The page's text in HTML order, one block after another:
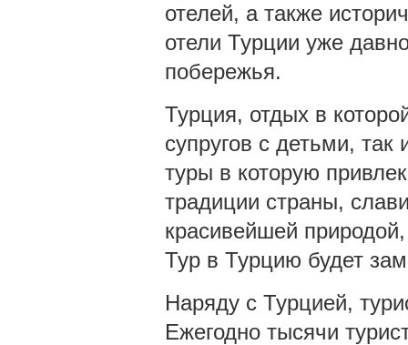
отелей, а также
отели Турции уже
побережья.
Турция, отдых в
супругов с детьми, так
туры в которую
традиции страны,
красивейшей
Тур в Турцию будет
Наряду с Турцией,
Ежегодно тысячи